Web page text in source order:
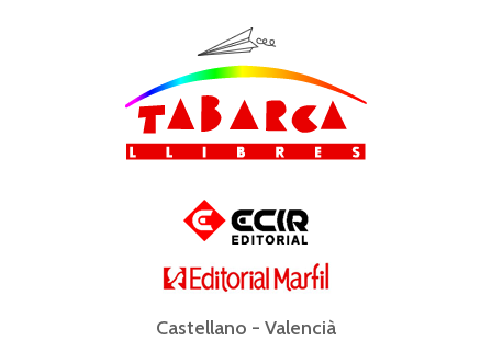
Castellano - Valencià